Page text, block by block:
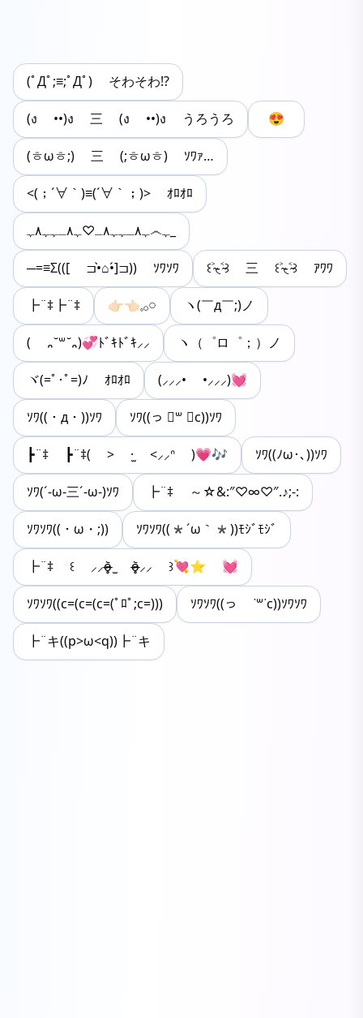
(ﾟДﾟ;≡;ﾟДﾟ) そわそわ!?
(ง ••)ง 三 (ง ••)ง うろうろ 😍
(ㅎωㅎ;) 三 (;ㅎωㅎ) ｿﾜｧ…
<(；´∀｀)≡(´∀｀；)> ｵﾛｵﾛ
─=≡Σ(([ ⊐•̀⌂•́]⊐)) ｿﾜｿﾜ ꒰˃̴◟̵˂̴꒱ 三 ꒰˃̴◟̵˂̴꒱ ｱﾜﾜ
┣¨‡┣¨‡ 👉🏻👈🏻𓈒𓂂𓏸 ヽ(￣д￣;)ノ
( ᎔˘꒳˘᎔)💞ﾄﾞｷﾄﾞｷ⸝⸝ ヽ（゜ロ゜；）ノ
ヾ(=ﾟ･ﾟ=)ﾉ ｵﾛｵﾛ (⸝⸝⸝• •⸝⸝⸝)💓
ｿﾜ((・д・))ｿﾜ ｿﾜ((っ ॑꒳ ॑c))ｿﾜ
┣¨‡ ┣¨‡( > ·̫ <⸝⸝ᐢ )💗🎶 ｿﾜ((ﾉω･､))ｿﾜ
ｿﾜ(´-ω-三´-ω-)ｿﾜ ┣¨‡ ～☆&:″♡∞♡″.♪;-:
ｿﾜｿﾜ((・ω・;)) ｿﾜｿﾜ((*´ω｀*))ﾓｼﾞﾓｼﾞ
┣¨‡ ꒰ ⸝⸝o̴̶̷̥᷅ ̫ o̴̶̷̥᷅⸝⸝ ꒱💘⭐ 💓
ｿﾜｿﾜ((c=(c=(c=(ﾟﾛﾟ;c=))) ｿﾜｿﾜ((っ ˙꒳˙c))ｿﾜｿﾜ
┣¨キ((p>ω<q))┣¨キ